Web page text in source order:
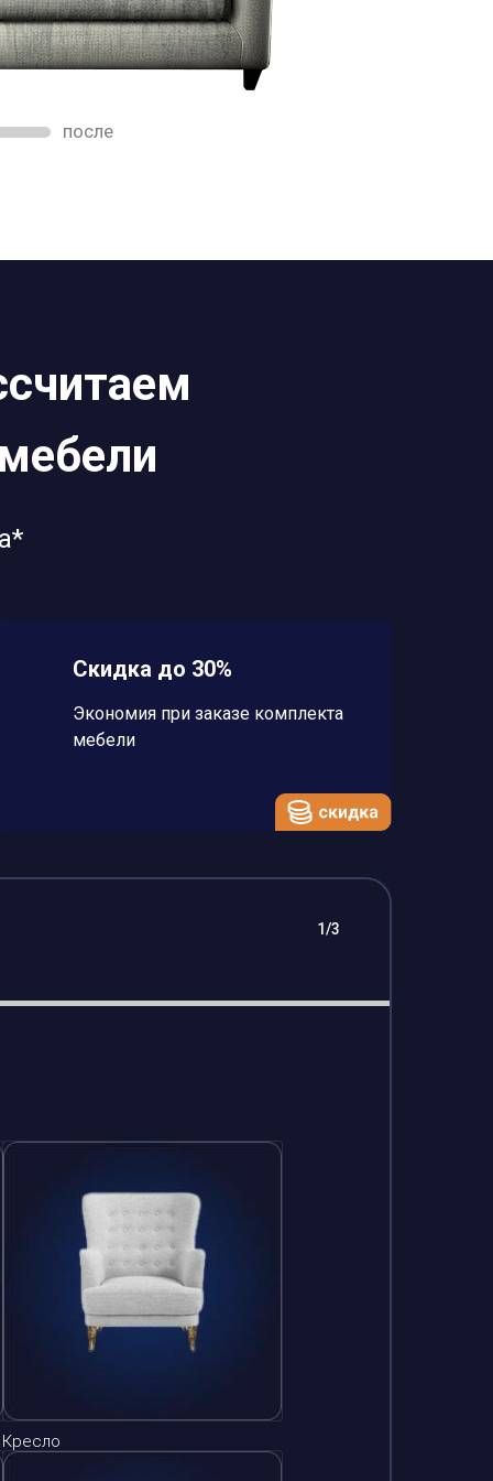
после
Скидка до 30%
Экономия при заказе комплекта
мебели
1/3
Кресло